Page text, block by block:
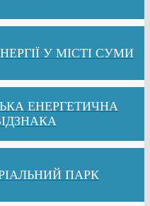
У МІСТІ СУМИ
ЕНЕРГЕТИЧНА
ПАРК